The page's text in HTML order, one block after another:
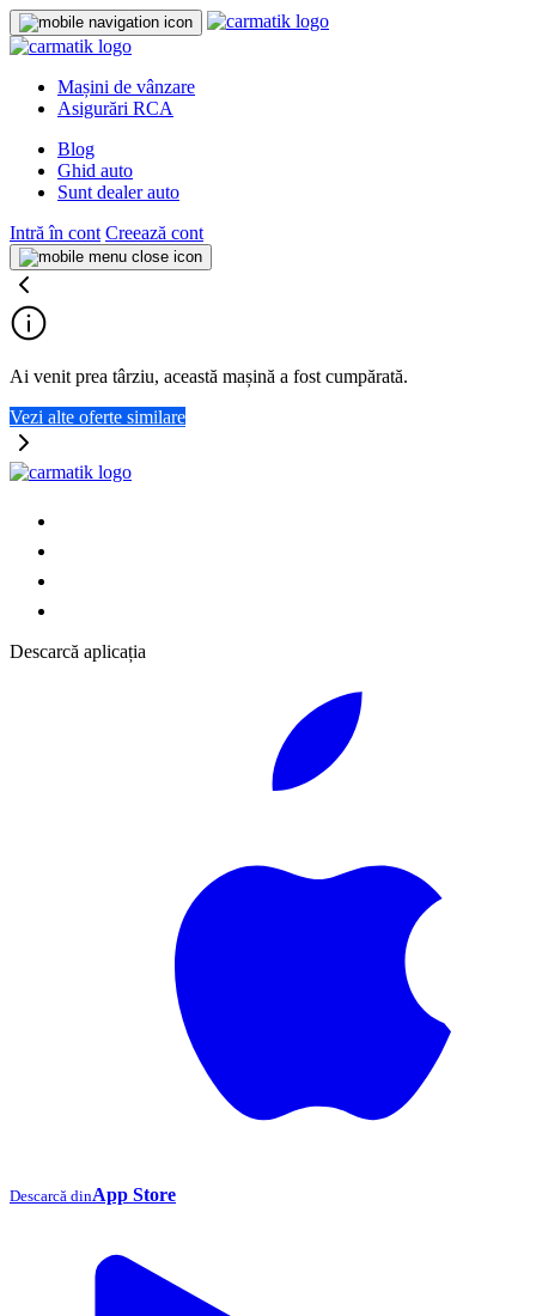
Mașini de vânzare
Asigurări RCA
Blog
Ghid auto
Sunt dealer auto
Intră în cont Creează cont
Ai venit prea târziu, această mașină a fost cumpărată.
Vezi alte oferte similare
Descarcă aplicația
Descarcă dinApp Store